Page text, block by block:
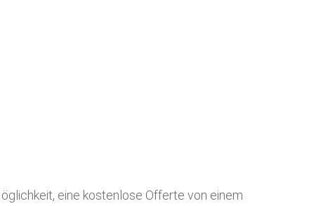
eine kostenlose Offerte von einem